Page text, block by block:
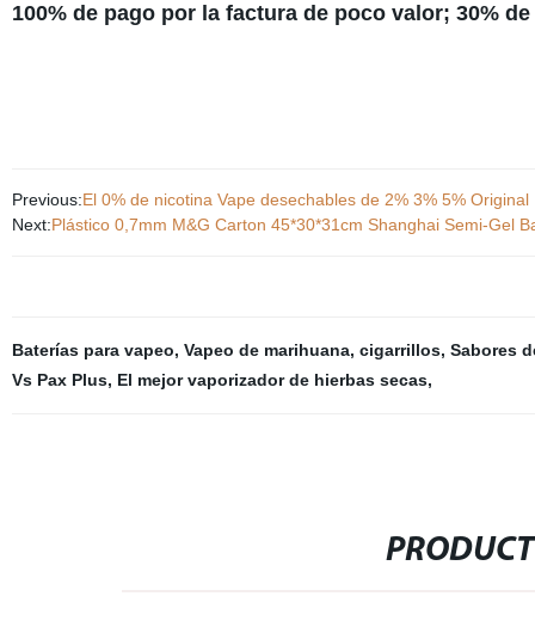
100% de pago por la factura de poco valor; 30%
Previous:El 0% de nicotina Vape desechables de 2% 3% 5%
Next:Plástico 0,7mm M&G Carton 45*30*31cm Shanghai Semi-Gel
Baterías para vapeo, Vapeo de marihuana, cigarrillos, Sabores
Vs Pax Plus, El mejor vaporizador de hierbas secas,